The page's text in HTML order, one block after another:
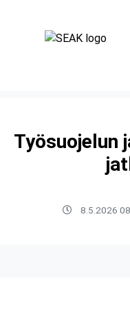
Työsuojelun
8.5.2026